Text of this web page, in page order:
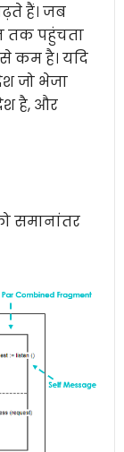
हैं। जब
तक पहुंचता
कम है। यदि
जो भेजा
है, और
समानांतर